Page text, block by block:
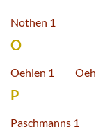
Nothen 1
O
Oehlen 1
P
Paschmanns 1